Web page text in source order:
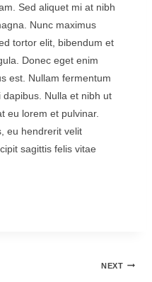
Sed aliquet mi at nibh
Nunc maximus
tortor elit, bibendum et
Donec eget enim
est. Nullam fermentum
Nulla et nibh ut
eu lorem et pulvinar.
eu hendrerit velit
sagittis felis vitae
NEXT